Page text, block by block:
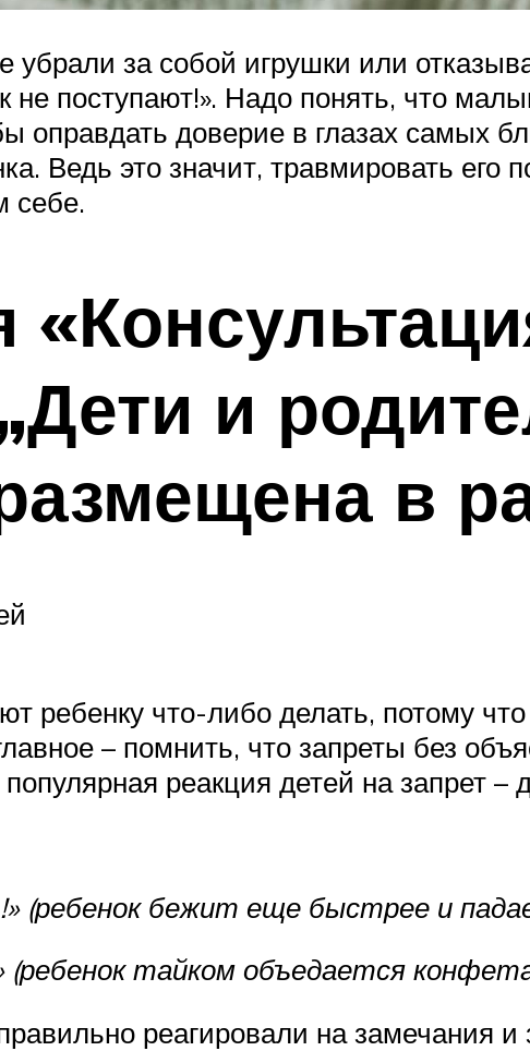
за собой игрушки или
поступают!». Надо понять, что
оправдать доверие в глазах самых
Ведь это значит, травмировать
себе.
и
в
ребенку что-либо делать, потому что
– помнить, что запреты без
реакция детей на запрет –
(ребенок бежит еще быстрее и
(ребенок тайком объедается
реагировали на замечания и